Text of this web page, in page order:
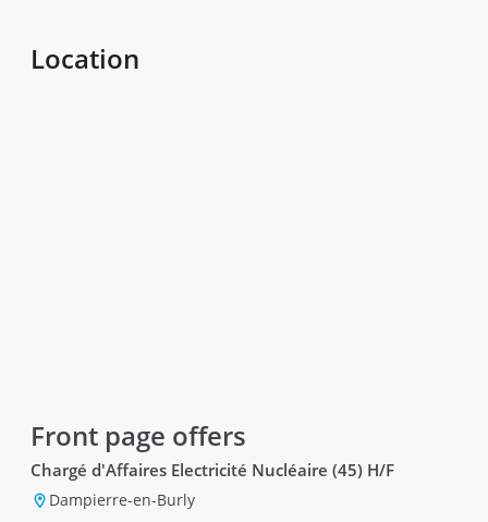
Location
Front page offers
Chargé d'Affaires Electricité Nucléaire (45) H/F
Dampierre-en-Burly